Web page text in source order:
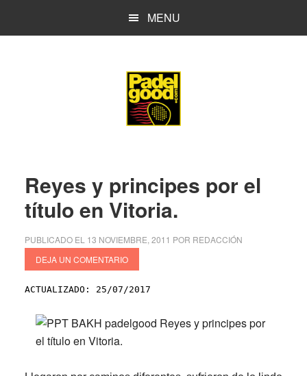
MENU
Reyes y principes por el
título en Vitoria.
PUBLICADO EL 13 NOVIEMBRE, 2011 POR REDACCIÓN
DEJA UN COMENTARIO
ACTUALIZADO: 25/07/2017